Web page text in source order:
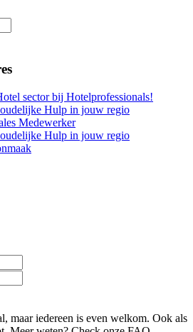
sector bij Hotelprofessionals!
Hulp in jouw regio
Medewerker
Hulp in jouw regio
maar iedereen is even welkom. Ook als